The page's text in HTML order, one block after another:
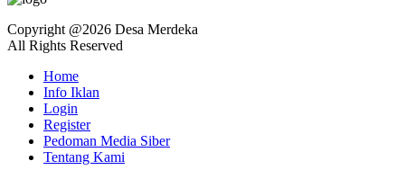
Copyright @2026 Desa Merdeka
All Rights Reserved
Home
Info Iklan
Login
Register
Pedoman Media Siber
Tentang Kami